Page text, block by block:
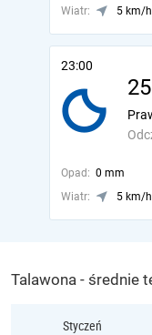
Wiatr: 5 km/h
23:00
Opad: 0 mm
Wiatr:
5 km/h
Talawona - średnie
Styczeń